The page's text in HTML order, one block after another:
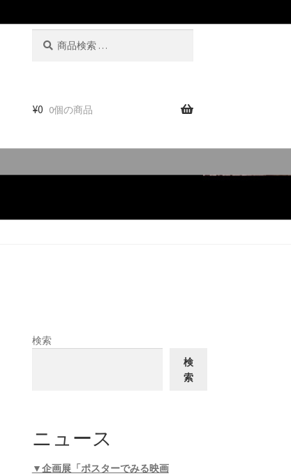
¥0 0個の商品
検索
検
索
ニュース
▼企画展「ポスターでみる映画